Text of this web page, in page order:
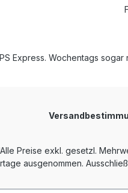
Express. Wochentags
Preise exkl. gesetzl.
ausgenommen.